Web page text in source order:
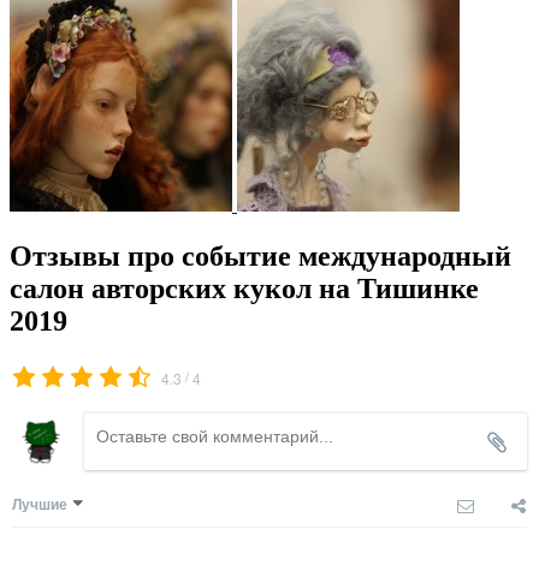
Отзывы про событие международный
салон авторских кукол на Тишинке
2019
4.3 /4
Лучшие